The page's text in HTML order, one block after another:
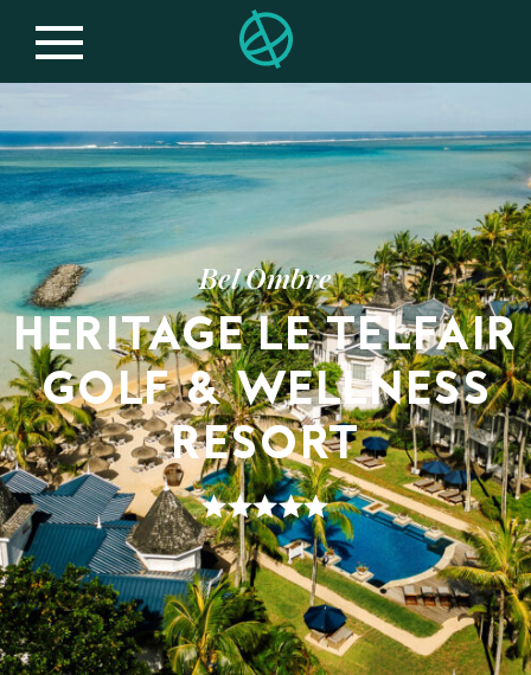
Bel Ombre
HERITAGE LE TELFAIR
GOLF & WELLNESS
RESORT